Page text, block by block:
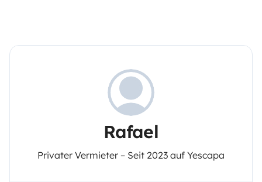
Rafael
Privater Vermieter – Seit 2023 auf Yescapa